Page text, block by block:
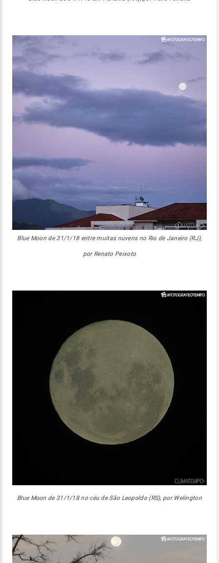
Blue Moon de 31/1/18 entre muitas nuvens no Rio de Janeiro (RJ),
por Renato Peixoto
Blue Moon de 31/1/18 no céu de São Leopoldo (RS), por Welington